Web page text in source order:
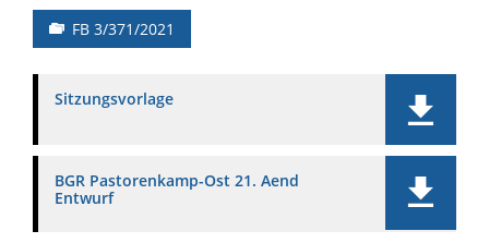
FB 3/371/2021
Sitzungsvorlage
BGR Pastorenkamp-Ost 21. Aend
Entwurf